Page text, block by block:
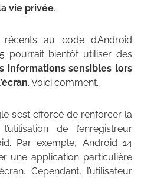
vie privée.
au code d’Android
pourrait bientôt utiliser des
informations sensibles lors
. Voici comment.
s’est efforcé de renforcer la
de l’enregistreur
Par exemple, Android 14
une application particulière
Cependant, l’utilisateur